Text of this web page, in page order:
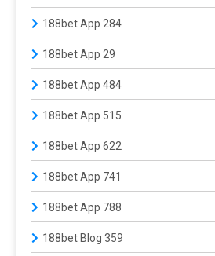
188bet App 284
188bet App 29
188bet App 484
188bet App 515
188bet App 622
188bet App 741
188bet App 788
188bet Blog 359